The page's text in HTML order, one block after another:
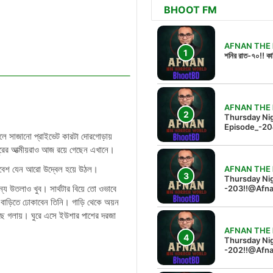
সাজানো প্রাইভেট কারটা দোরগোড়ায়
আত্মীয়রাও আজ রয়ে গেছেন এখানে।
যেন আরো উদ্বেল হয়ে উঠল।
খুব। সার্থটার বিয়ে তো ওভাবে
ঢোকাবেন তিনি। গাড়ি থেকে অয়ন
গলায়। ঘুরে এসে ইউশার পাশের দরজা
BHOOT FM
AFNAN THE
শনির রাত-৭০!!
AFNAN THE
Thursday
Episode_-
AFNAN THE
Thursday
-
AFNAN THE
Thursday
-